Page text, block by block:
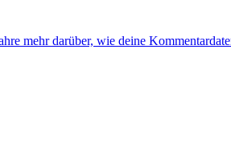
mehr darüber, wie deine